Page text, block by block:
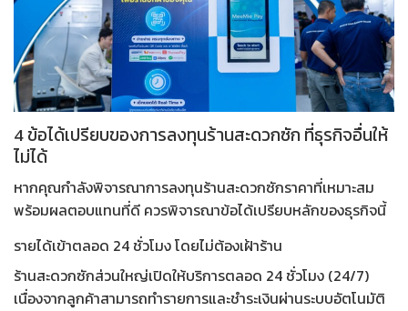
4 ข้อได้เปรียบของการลงทุนร้านสะดวกซัก ที่ธุรกิจอื่นให้
ไม่ได้
หากคุณกำลังพิจารณาการลงทุนร้านสะดวกซักราคาที่เหมาะสม
พร้อมผลตอบแทนที่ดี ควรพิจารณาข้อได้เปรียบหลักของธุรกิจนี้
รายได้เข้าตลอด 24 ชั่วโมง โดยไม่ต้องเฝ้าร้าน
ร้านสะดวกซักส่วนใหญ่เปิดให้บริการตลอด 24 ชั่วโมง (24/7)
เนื่องจากลูกค้าสามารถทำรายการและชำระเงินผ่านระบบอัตโนมัติ